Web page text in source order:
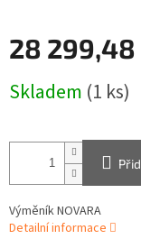
28 299,48
cena:
Skladem (1 ks)
Výměník NOVARA
Detailní informace